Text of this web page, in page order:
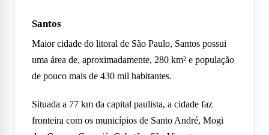
Santos
Maior cidade do litoral de São Paulo, Santos possui
uma área de, aproximadamente, 280 km² e população
de pouco mais de 430 mil habitantes.
Situada a 77 km da capital paulista, a cidade faz
fronteira com os municípios de Santo André, Mogi